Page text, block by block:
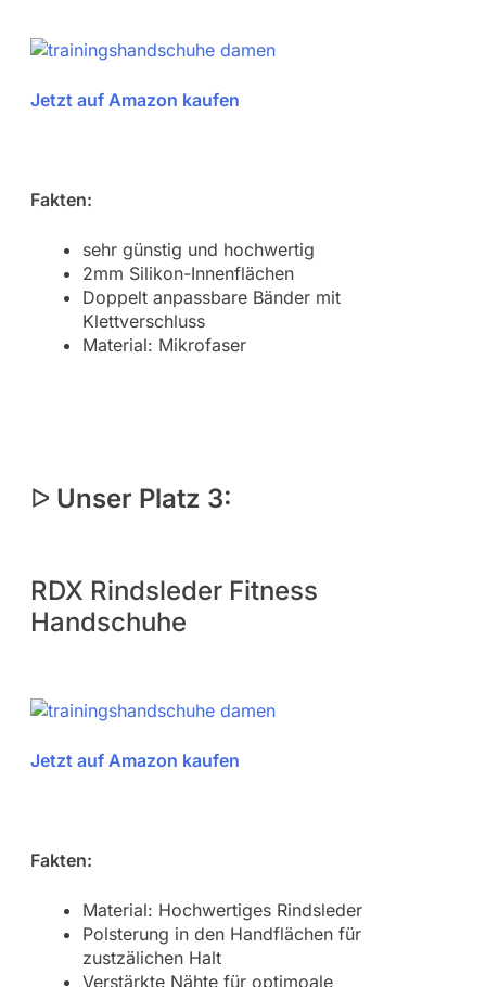
Jetzt auf Amazon kaufen
Fakten:
sehr günstig und hochwertig
2mm Silikon-Innenflächen
Doppelt anpassbare Bänder mit
Klettverschluss
Material: Mikrofaser
ᐅ Unser Platz 3:
RDX Rindsleder Fitness
Handschuhe
Jetzt auf Amazon kaufen
Fakten:
Material: Hochwertiges Rindsleder
Polsterung in den Handflächen für
zustzälichen Halt
Verstärkte Nähte für optimoale